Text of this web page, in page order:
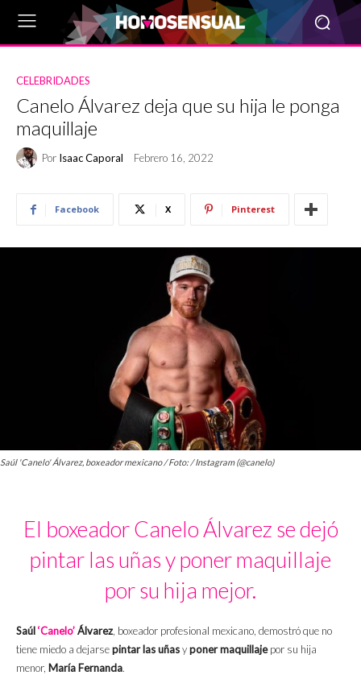
CELEBRIDADES
Canelo Álvarez deja que su hija le ponga
maquillaje
Por Isaac Caporal Febrero 16, 2022
Facebook X Pinterest
Saúl 'Canelo' Álvarez, boxeador mexicano / Foto: / Instagram (@canelo)
El boxeador Canelo Álvarez se dejó
pintar las uñas y poner maquillaje
por su hija mejor.
Saúl‘Canelo’Álvarez, boxeador profesional mexicano, demostró que no
tiene miedo a dejarsepintar las uñasyponer maquillajepor su hija
menor, María Fernanda.